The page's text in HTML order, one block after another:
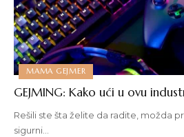
MAMA GEJMER
GEJMING: Kako ući u ovu
Rešili ste šta želite da radite, možda
sigurni…